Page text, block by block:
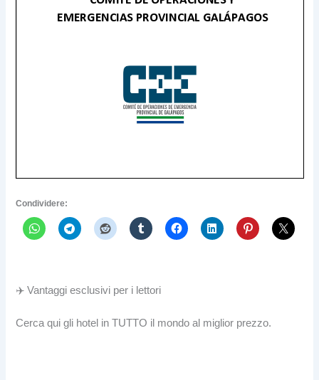
Condividere:
✈️ Vantaggi esclusivi per i lettori
Cerca qui gli hotel in TUTTO il mondo al miglior prezzo.